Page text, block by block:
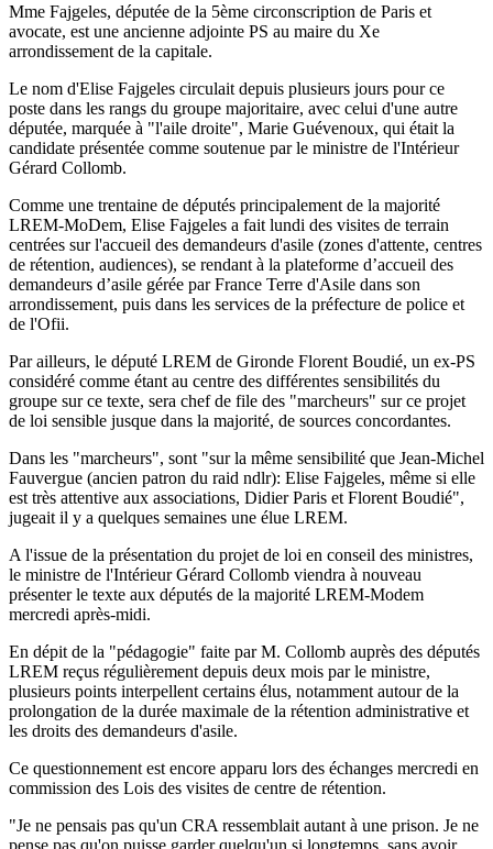
Mme Fajgeles, députée de la 5ème circonscription de Paris et
avocate, est une ancienne adjointe PS au maire du Xe
arrondissement de la capitale.
Le nom d'Elise Fajgeles circulait depuis plusieurs jours pour ce
poste dans les rangs du groupe majoritaire, avec celui d'une autre
députée, marquée à "l'aile droite", Marie Guévenoux, qui était la
candidate présentée comme soutenue par le ministre de l'Intérieur
Gérard Collomb.
Comme une trentaine de députés principalement de la majorité
LREM-MoDem, Elise Fajgeles a fait lundi des visites de terrain
centrées sur l'accueil des demandeurs d'asile (zones d'attente, centres
de rétention, audiences), se rendant à la plateforme d’accueil des
demandeurs d’asile gérée par France Terre d'Asile dans son
arrondissement, puis dans les services de la préfecture de police et
de l'Ofii.
Par ailleurs, le député LREM de Gironde Florent Boudié, un ex-PS
considéré comme étant au centre des différentes sensibilités du
groupe sur ce texte, sera chef de file des "marcheurs" sur ce projet
de loi sensible jusque dans la majorité, de sources concordantes.
Dans les "marcheurs", sont "sur la même sensibilité que Jean-Michel
Fauvergue (ancien patron du raid ndlr): Elise Fajgeles, même si elle
est très attentive aux associations, Didier Paris et Florent Boudié",
jugeait il y a quelques semaines une élue LREM.
A l'issue de la présentation du projet de loi en conseil des ministres,
le ministre de l'Intérieur Gérard Collomb viendra à nouveau
présenter le texte aux députés de la majorité LREM-Modem
mercredi après-midi.
En dépit de la "pédagogie" faite par M. Collomb auprès des députés
LREM reçus régulièrement depuis deux mois par le ministre,
plusieurs points interpellent certains élus, notamment autour de la
prolongation de la durée maximale de la rétention administrative et
les droits des demandeurs d'asile.
Ce questionnement est encore apparu lors des échanges mercredi en
commission des Lois des visites de centre de rétention.
"Je ne pensais pas qu'un CRA ressemblait autant à une prison. Je ne
pense pas qu'on puisse garder quelqu'un si longtemps, sans avoir